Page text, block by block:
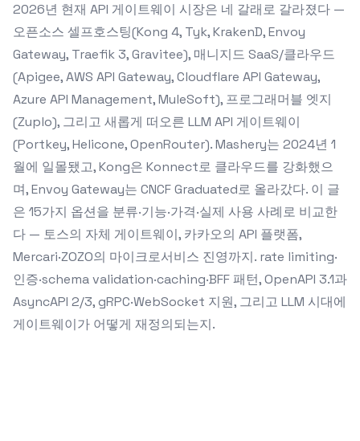
2026년 현재 API 게이트웨이 시장은 네 갈래로 갈라졌다 —
오픈소스 셀프호스팅(Kong 4, Tyk, KrakenD, Envoy
Gateway, Traefik 3, Gravitee), 매니지드 SaaS/클라우드
(Apigee, AWS API Gateway, Cloudflare API Gateway,
Azure API Management, MuleSoft), 프로그래머블 엣지
(Zuplo), 그리고 새롭게 떠오른 LLM API 게이트웨이
(Portkey, Helicone, OpenRouter). Mashery는 2024년 1
월에 일몰됐고, Kong은 Konnect로 클라우드를 강화했으
며, Envoy Gateway는 CNCF Graduated로 올라갔다. 이 글
은 15가지 옵션을 분류·기능·가격·실제 사용 사례로 비교한
다 — 토스의 자체 게이트웨이, 카카오의 API 플랫폼,
Mercari·ZOZO의 마이크로서비스 진영까지. rate limiting·
인증·schema validation·caching·BFF 패턴, OpenAPI 3.1과
AsyncAPI 2/3, gRPC·WebSocket 지원, 그리고 LLM 시대에
게이트웨이가 어떻게 재정의되는지.